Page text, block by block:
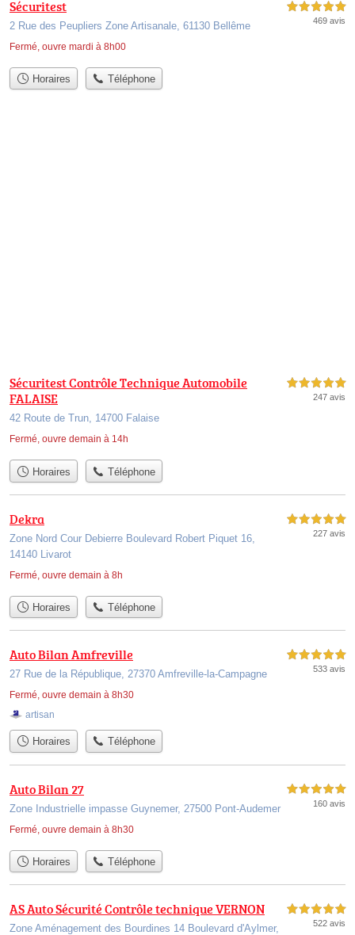
Sécuritest
2 Rue des Peupliers Zone Artisanale, 61130 Bellême
Fermé, ouvre mardi à 8h00
5,0 étoiles sur 5
469 avis
Horaires Téléphone
Sécuritest Contrôle Technique Automobile
FALAISE
42 Route de Trun, 14700 Falaise
Fermé, ouvre demain à 14h
5,0 étoiles sur 5
247 avis
Horaires Téléphone
Dekra
Zone Nord Cour Debierre Boulevard Robert Piquet 16,
14140 Livarot
Fermé, ouvre demain à 8h
5,0 étoiles sur 5
227 avis
Horaires Téléphone
Auto Bilan Amfreville
27 Rue de la République, 27370 Amfreville-la-Campagne
Fermé, ouvre demain à 8h30
5,0 étoiles sur 5
533 avis
artisan
Horaires Téléphone
Auto Bilan 27
Zone Industrielle impasse Guynemer, 27500 Pont-Audemer
Fermé, ouvre demain à 8h30
5,0 étoiles sur 5
160 avis
Horaires Téléphone
AS Auto Sécurité Contrôle technique VERNON
Zone Aménagement des Bourdines 14 Boulevard d'Aylmer,
5,0 étoiles sur 5
522 avis